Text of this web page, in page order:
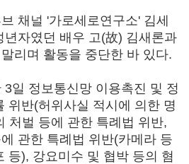
채널 '가로세로연구소' 김세
년자였던 배우 고(故) 김새론과
리며 활동을 중단한 바 있다.
일 정보통신망 이용촉진 및 정
위반(허위사실 적시에 의한 명
처벌 등에 관한 특례법 위반,
관한 특례법 위반(카메라 등
등), 강요미수 및 협박 등의 혐